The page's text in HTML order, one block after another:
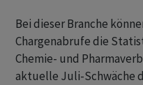
Bei dieser Branche
Chargenabrufe die
Chemie- und
aktuelle Juli-Schwäche